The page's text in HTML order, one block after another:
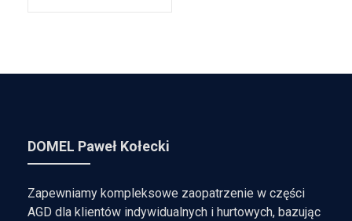
DOMEL Paweł Kołecki
Zapewniamy kompleksowe zaopatrzenie w części
AGD dla klientów indywidualnych i hurtowych, bazując